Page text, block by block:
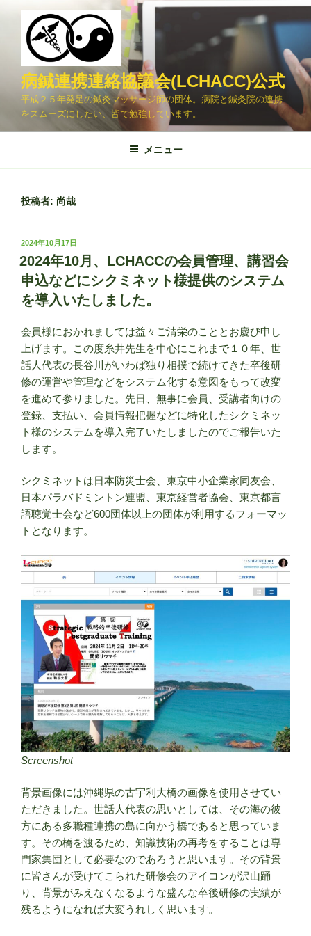
病鍼連携連絡協議会(LCHACC)公式
平成２５年発足の鍼灸マッサージ師の団体。病院と鍼灸院の連携
をスムーズにしたい、皆で勉強しています。
メニュー
投稿者: 尚哉
投
稿
日:
2024年10月17日
2024年10月、LCHACCの会員管理、講習会
申込などにシクミネット様提供のシステム
を導入いたしました。
会員様におかれましては益々ご清栄のこととお慶び申し
上げます。この度糸井先生を中心にこれまで１０年、世
話人代表の長谷川がいわば独り相撲で続けてきた卒後研
修の運営や管理などをシステム化する意図をもって改変
を進めて参りました。先日、無事に会員、受講者向けの
登録、支払い、会員情報把握などに特化したシクミネッ
ト様のシステムを導入完了いたしましたのでご報告いた
します。
シクミネットは日本防災士会、東京中小企業家同友会、
日本パラバドミントン連盟、東京経営者協会、東京都言
語聴覚士会など600団体以上の団体が利用するフォーマッ
トとなります。
Screenshot
背景画像には沖縄県の古宇利大橋の画像を使用させてい
ただきました。世話人代表の思いとしては、その海の彼
方にある多職種連携の島に向かう橋であると思っていま
す。その橋を渡るため、知識技術の再考をすることは専
門家集団として必要なのであろうと思います。その背景
に皆さんが受けてこられた研修会のアイコンが沢山踊
り、背景がみえなくなるような盛んな卒後研修の実績が
残るようになれば大変うれしく思います。